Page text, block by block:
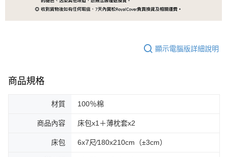
顯示電腦版詳細說明
商品規格
材質 100％棉
商品內容 床包x1＋薄枕套x2
床包 6x7尺∕180x210cm（±3cm）